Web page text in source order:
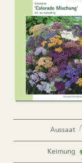
Aussaat
Keimung